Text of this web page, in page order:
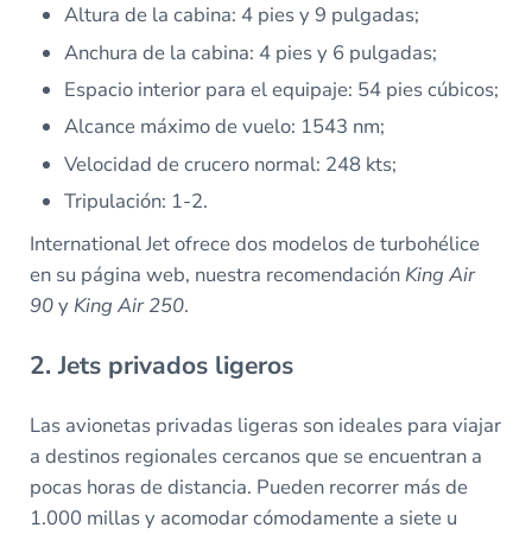
Altura de la cabina: 4 pies y 9 pulgadas;
Anchura de la cabina: 4 pies y 6 pulgadas;
Espacio interior para el equipaje: 54 pies cúbicos;
Alcance máximo de vuelo: 1543 nm;
Velocidad de crucero normal: 248 kts;
Tripulación: 1-2.
International Jet ofrece dos modelos de turbohélice
en su página web, nuestra recomendación King Air
90y King Air 250.
2. Jets privados ligeros
Las avionetas privadas ligeras son ideales para viajar
a destinos regionales cercanos que se encuentran a
pocas horas de distancia. Pueden recorrer más de
1.000 millas y acomodar cómodamente a siete u